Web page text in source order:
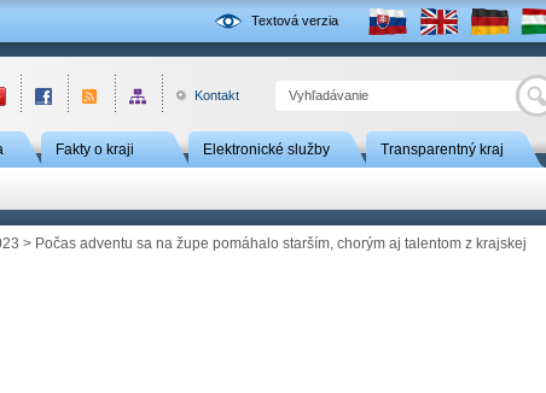
Textová verzia
Hľadať
Kontakt
Fakty o kraji Elektronické služby Transparentný kraj
> Počas adventu sa na župe pomáhalo starším, chorým aj talentom z krajskej